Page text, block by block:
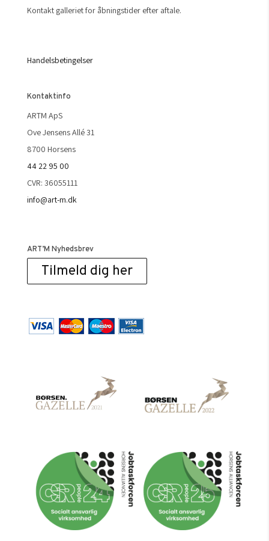
Kontakt galleriet for åbningstider efter aftale.
Handelsbetingelser
Kontaktinfo
ARTM ApS
Ove Jensens Allé 31
8700 Horsens
44 22 95 00
CVR: 36055111
info@art-m.dk
ART’M Nyhedsbrev
Tilmeld dig her